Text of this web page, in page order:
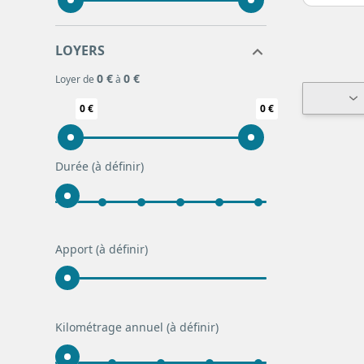
LOYERS
Loyer de 0 €à 0 €
0 € 0 €
Durée (à définir)
Apport (à définir)
Kilométrage annuel (à définir)